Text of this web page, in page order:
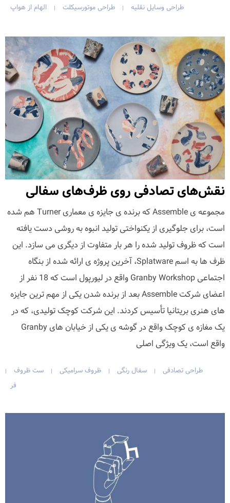
طراحی وسایل نقلیه | طراحی موتورسیکلت | الهام از هواپ
نقش‌های تصادفی روی ظرف‌های سفالی
مجموعه ی Assemble که برنده ی جایزه ی معماری Turner هم شده
است، برای جلوگیری از یکنواختی تولید انبوه به روشی دست یافته
است که ظروف تولید شده را هر بار متفاوت از دیگری می سازد. این
ظرف ها به اسم Splatware، آخرین پروژه ی ارائه شده از بنگاه
اجتماعی Granby Workshop واقع در لیورپول است که 18 نفر از
اعضای شرکت Assemble بعد از برنده شدن یکی از مهم ترین جایزه
های هنری بریتانیا تأسیس کردند. این شرکت کوچک تولیدی، که در
یک مغازه ی کوچک واقع در گوشه ی یکی از خیابان های Granby
واقع است، یک ویژگی اصلی
طراحی تصادفی | سفال رنگی | ظروف سرامیکی | ست ظروف |
فر